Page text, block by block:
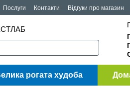
Послуги Контакти Відгуки про магазин
рогата худоба